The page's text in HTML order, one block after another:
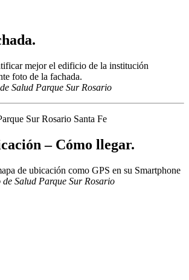
mejor el edificio de la institución
foto de la fachada.
Salud Parque Sur Rosario
– Cómo llegar.
de ubicación como GPS en su Smartphone
de Salud Parque Sur Rosario